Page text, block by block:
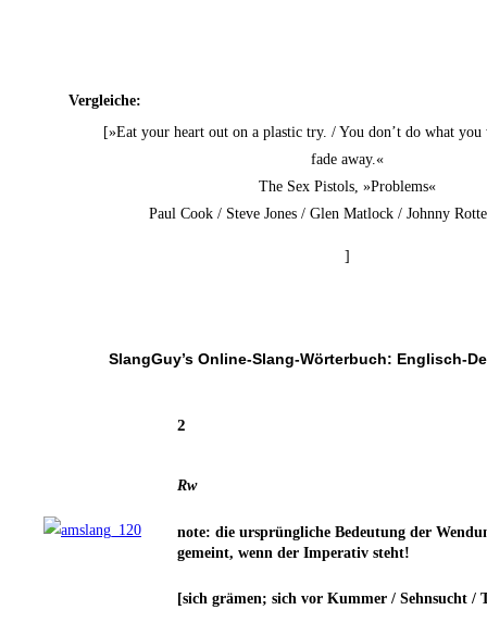
Ver­glei­che:
[»Eat your heart out on a pla­s­tic try. / You don’t do what you
fade away.«
The Sex Pis­tols, »Pro­blems«
Paul Cook / Ste­ve Jones / Glen Mat­lock / John­ny
]
SlangGuy’s Online-Slang-Wör­ter­buch: Englisch-
2
Rw
note: die ursprüng­li­che Bedeu­tung der
gemeint, wenn der Impe­ra­tiv steht!
[sich grä­men; sich vor Kum­mer / Sehn­sucht /